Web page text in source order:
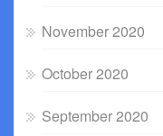
November 2020
October 2020
September 2020